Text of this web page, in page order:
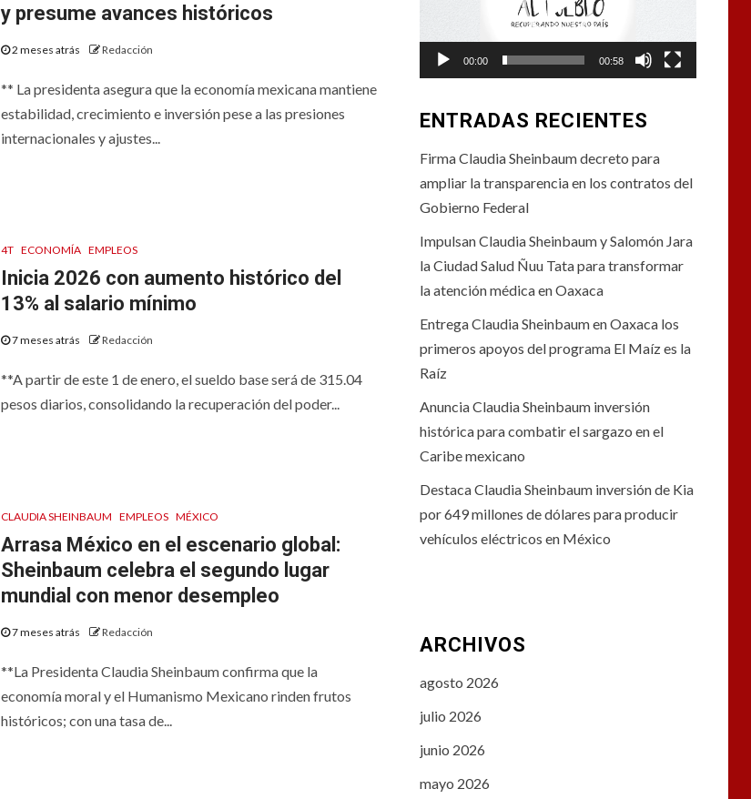
y presume avances históricos
2 meses atrás Redacción
** La presidenta asegura que la economía mexicana mantiene
estabilidad, crecimiento e inversión pese a las presiones
internacionales y ajustes...
4T ECONOMÍA EMPLEOS
Inicia 2026 con aumento histórico del
13% al salario mínimo
7 meses atrás Redacción
**A partir de este 1 de enero, el sueldo base será de 315.04
pesos diarios, consolidando la recuperación del poder...
CLAUDIA SHEINBAUM EMPLEOS MÉXICO
Arrasa México en el escenario global:
Sheinbaum celebra el segundo lugar
mundial con menor desempleo
7 meses atrás Redacción
**La Presidenta Claudia Sheinbaum confirma que la
economía moral y el Humanismo Mexicano rinden frutos
históricos; con una tasa de...
00:00 00:58
ENTRADAS RECIENTES
Firma Claudia Sheinbaum decreto para
ampliar la transparencia en los contratos del
Gobierno Federal
Impulsan Claudia Sheinbaum y Salomón Jara
la Ciudad Salud Ñuu Tata para transformar
la atención médica en Oaxaca
Entrega Claudia Sheinbaum en Oaxaca los
primeros apoyos del programa El Maíz es la
Raíz
Anuncia Claudia Sheinbaum inversión
histórica para combatir el sargazo en el
Caribe mexicano
Destaca Claudia Sheinbaum inversión de Kia
por 649 millones de dólares para producir
vehículos eléctricos en México
ARCHIVOS
agosto 2026
julio 2026
junio 2026
mayo 2026